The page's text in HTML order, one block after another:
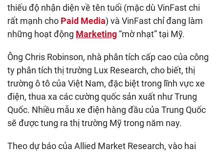
thiếu độ nhận diện về tên tuổi (mặc dù VinFast chi
rất mạnh cho Paid Media) và VinFast chỉ đang làm
những hoạt động Marketing “mờ nhạt” tại Mỹ.
Ông Chris Robinson, nhà phân tích cấp cao của công
ty phân tích thị trường Lux Research, cho biết, thị
trường ô tô của Việt Nam, đặc biệt trong lĩnh vực xe
điện, thua xa các cường quốc sản xuất như Trung
Quốc. Nhiều mẫu xe điện hàng đầu của Trung Quốc
sẽ được tung ra thị trường Mỹ trong năm nay.
Theo dự báo của Allied Market Research, vào hai